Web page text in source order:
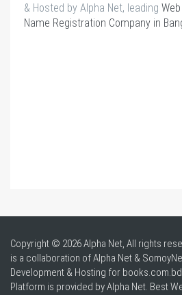
& Hosted by Alpha Net, leading
Name Registration Company in
Copyright © 2026 Alpha Net, All rights
is a collaboration of Alpha Net &
Development & Hosting for
Platform is provided by Alpha Net. Best